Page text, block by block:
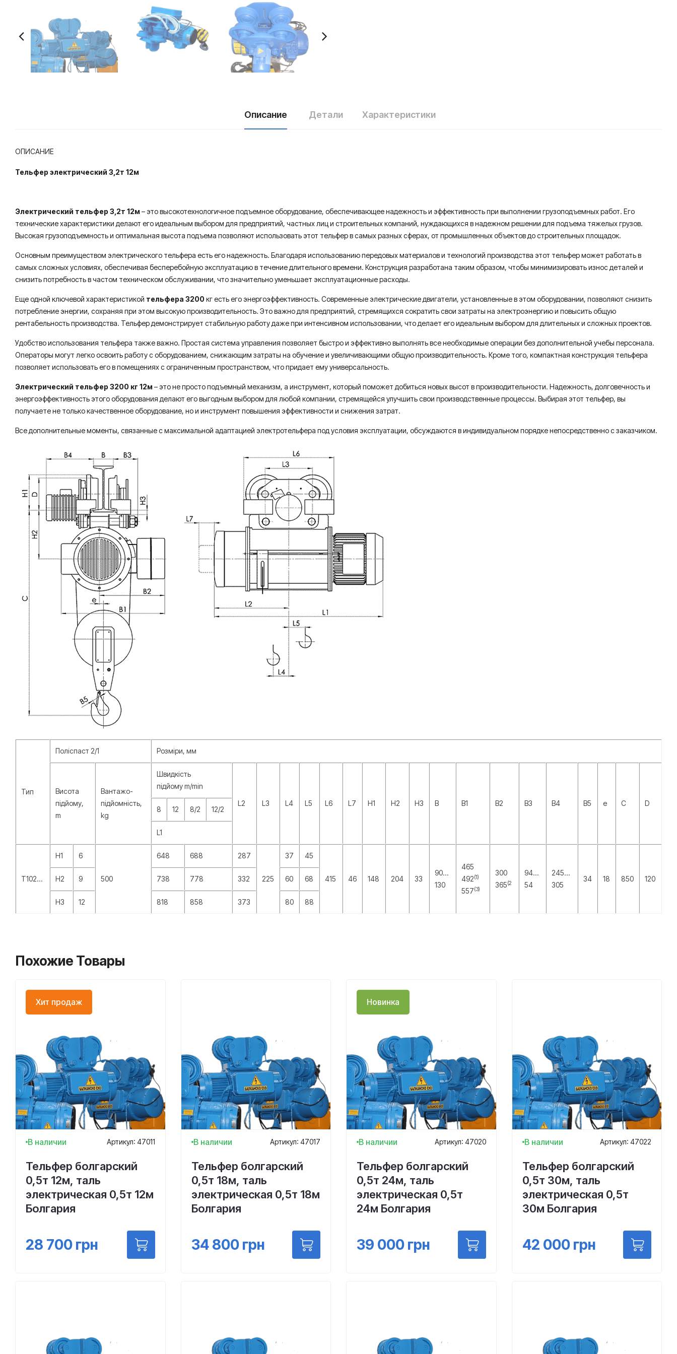
Описание Детали Характеристики
ОПИСАНИЕ
Тельфер электрический 3,2т 12м
Электрический тельфер 3,2т 12м– это высокотехнологичное подъемное оборудование, обеспечивающее надежность и эффективность при выполнении грузоподъемных работ. Его
технические характеристики делают его идеальным выбором для предприятий, частных лиц и строительных компаний, нуждающихся в надежном решении для подъема тяжелых грузов.
Высокая грузоподъемность и оптимальная высота подъема позволяют использовать этот тельфер в самых разных сферах, от промышленных объектов до строительных площадок.
Основным преимуществом электрического тельфера есть его надежность. Благодаря использованию передовых материалов и технологий производства этот тельфер может работать в
самых сложных условиях, обеспечивая бесперебойную эксплуатацию в течение длительного времени. Конструкция разработана таким образом, чтобы минимизировать износ деталей и
снизить потребность в частом техническом обслуживании, что значительно уменьшает эксплуатационные расходы.
Еще одной ключевой характеристикой тельфера 3200кг есть его энергоэффективность. Современные электрические двигатели, установленные в этом оборудовании, позволяют снизить
потребление энергии, сохраняя при этом высокую производительность. Это важно для предприятий, стремящихся сократить свои затраты на электроэнергию и повысить общую
рентабельность производства. Тельфер демонстрирует стабильную работу даже при интенсивном использовании, что делает его идеальным выбором для длительных и сложных проектов.
Удобство использования тельфера также важно. Простая система управления позволяет быстро и эффективно выполнять все необходимые операции без дополнительной учебы персонала.
Операторы могут легко освоить работу с оборудованием, снижающим затраты на обучение и увеличивающими общую производительность. Кроме того, компактная конструкция тельфера
позволяет использовать его в помещениях с ограниченным пространством, что придает ему универсальность.
Электрический тельфер 3200 кг 12м– это не просто подъемный механизм, а инструмент, который поможет добиться новых высот в производительности. Надежность, долговечность и
энергоэффективность этого оборудования делают его выгодным выбором для любой компании, стремящейся улучшить свои производственные процессы. Выбирая этот тельфер, вы
получаете не только качественное оборудование, но и инструмент повышения эффективности и снижения затрат.
Все дополнительные моменты, связанные с максимальной адаптацией электротельфера под условия эксплуатации, обсуждаются в индивидуальном порядке непосредственно с заказчиком.
Тип
Поліспаст 2/1 Розміри, мм
Висота
підйому,
m
Вантажо-
підйомність,
kg
Швидкість
підйому m/min
L2
L3 L4 L5 L6 L7 H1 H2 H3 B B1 B2 B3 B4 B5 e C D
8 12 8/2 12/2
L1
T102…
H1 6
500
648 688 287
225
37 45
415 46 148 204 33
90…
130
465
492(1)
557(3)
300
365(2
94…
54
245…
305
34 18 850 120
H2 9 738 778 332 60 68
H3 12 818 858 373 80 88
Похожие Товары
Хит продаж
В наличии Артикул: 47011
Тельфер болгарский
0,5т 12м, таль
электрическая 0,5т 12м
Болгария
28 700 грн
В наличии Артикул: 47017
Тельфер болгарский
0,5т 18м, таль
электрическая 0,5т 18м
Болгария
34 800грн
Новинка
В наличии Артикул: 47020
Тельфер болгарский
0,5т 24м, таль
электрическая 0,5т
24м Болгария
39 000 грн
В наличии Артикул: 47022
Тельфер болгарский
0,5т 30м, таль
электрическая 0,5т
30м Болгария
42 000грн